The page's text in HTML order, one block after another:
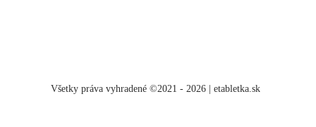
Všetky práva vyhradené ©2021 - 2026 | etabletka.sk